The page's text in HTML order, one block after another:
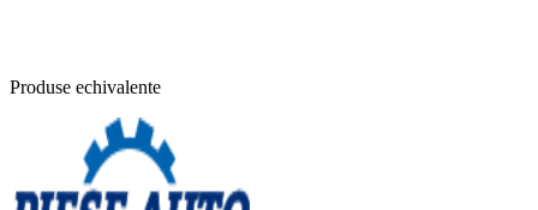
Produse echivalente